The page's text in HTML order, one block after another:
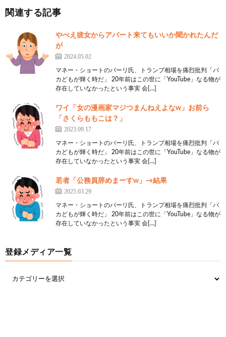
関連する記事
やべえ彼女からアパート来てもいいか聞かれたんだ
が
2024.05.02
マネー・ショートのバーリ氏、トランプ相場を痛烈批判「バ
カどもが輝く時だ」 20年前はこの世に「YouTube」なる物が
存在していなかったという事実 会[…]
ワイ「女の漫画家マジつまんねえよなw」お前ら
「さくらももこは？」
2023.09.17
マネー・ショートのバーリ氏、トランプ相場を痛烈批判「バ
カどもが輝く時だ」 20年前はこの世に「YouTube」なる物が
存在していなかったという事実 会[…]
若者「公務員辞めまーすw」→結果
2025.03.29
マネー・ショートのバーリ氏、トランプ相場を痛烈批判「バ
カどもが輝く時だ」 20年前はこの世に「YouTube」なる物が
存在していなかったという事実 会[…]
登録メディア一覧